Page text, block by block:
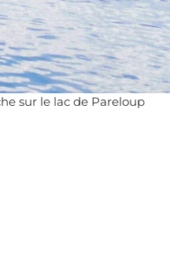
sur le lac de Pareloup